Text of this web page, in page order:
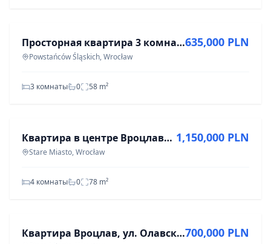
Просторная квартира 3 комнаты, 58 м², ул. Wincentego Stysia, Wrocław
Powstańców Śląskich, Wrocław
635,000 PLN
3 комнаты 0 58 m²
Квартира в центре Вроцлава, 4 комнаты, 78 м², Старе Място
Stare Miasto, Wrocław
1,150,000 PLN
4 комнаты 0 78 m²
Квартира Вроцлав, ул. Олавска - 36 м² - 700 000 зл700,000 PLN